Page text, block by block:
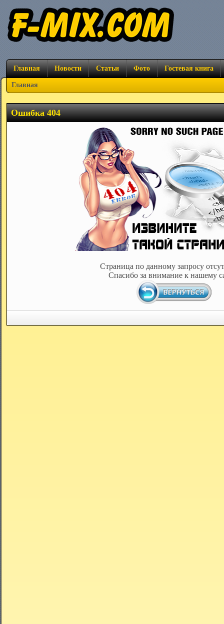
Главная Новости Статьи Фото Гостевая книга
Главная
Ошибка 404
Страница по данному запросу
Спасибо за внимание к нашему